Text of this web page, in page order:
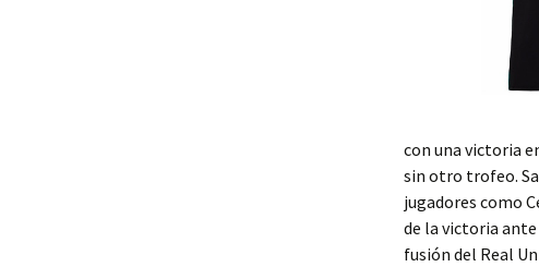
con una victoria
sin otro trofeo.
jugadores como
de la victoria
fusión del Real